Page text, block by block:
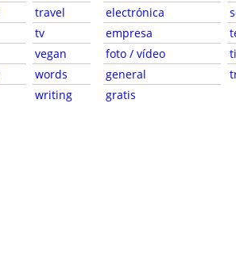
travel
tv
vegan
words
writing
electrónica
empresa
foto / vídeo
general
gratis